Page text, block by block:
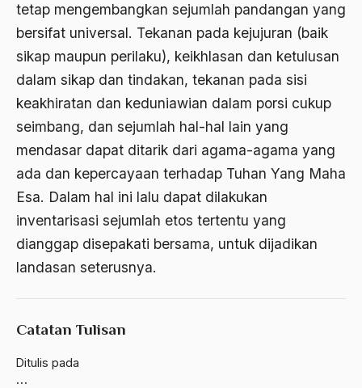
tetap mengembangkan sejumlah pandangan yang
bersifat universal. Tekanan pada kejujuran (baik
sikap maupun perilaku), keikhlasan dan ketulusan
dalam sikap dan tindakan, tekanan pada sisi
keakhiratan dan keduniawian dalam porsi cukup
seimbang, dan sejumlah hal-hal lain yang
mendasar dapat ditarik dari agama-agama yang
ada dan kepercayaan terhadap Tuhan Yang Maha
Esa. Dalam hal ini lalu dapat dilakukan
inventarisasi sejumlah etos tertentu yang
dianggap disepakati bersama, untuk dijadikan
landasan seterusnya.
Catatan Tulisan
Ditulis pada
…
Bangsa Berdaulat
Bangsa dan Negara
Bangsa Indonesia
Bangsa Sunda
Bangsa Tenggang Rasa
Bangsawan
Bani Sadr
Banjar
bank
Bank Central Amerika
Bank Mualat Indonesia